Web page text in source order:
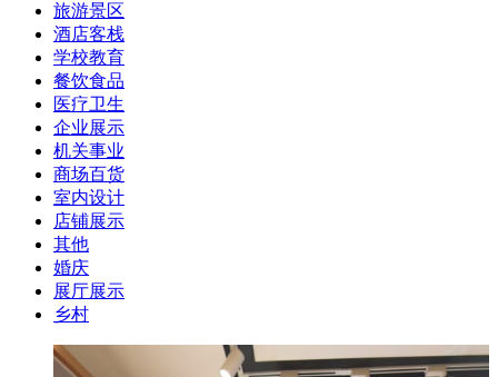
旅游景区
酒店客栈
学校教育
餐饮食品
医疗卫生
企业展示
机关事业
商场百货
室内设计
店铺展示
其他
婚庆
展厅展示
乡村